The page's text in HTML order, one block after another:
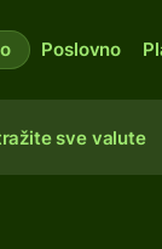
Poslovno
sve valute